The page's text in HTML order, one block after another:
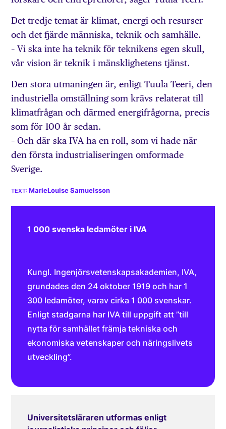
Det tredje temat är klimat, energi och resurser
och det fjärde människa, teknik och samhälle.
– Vi ska inte ha teknik för teknikens egen skull,
vår vision är teknik i mänsklig­hetens tjänst.
Den stora utmaningen är, enligt Tuula Teeri, den
industriella omställning som krävs relaterat till
klimatfrågan och därmed energifrågorna, precis
som för 100 år sedan.
– Och där ska IVA ha en roll, som vi hade när
den första industrialiseringen omformade
Sverige.
MarieLouise Samuelsson
1 000 svenska ledamöter i IVA
Kungl. Ingenjörsvetenskapsakademien, IVA,
grundades den 24 oktober 1919 och har 1
300 ledamöter, varav cirka 1 000 svenskar.
Enligt stadgarna har IVA till uppgift att ”till
nytta för samhället främja tekniska och
ekonomiska vetenskaper och näringslivets
utveckling”.
Universitetsläraren utformas enligt